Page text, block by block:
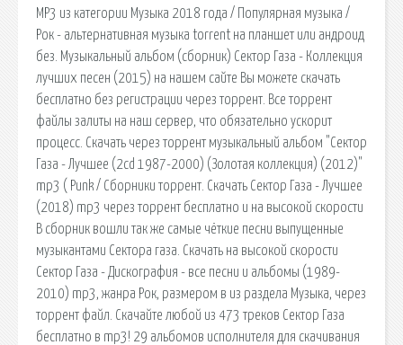
MP3 из категории Музыка 2018 года / Популярная музыка /
Рок - альтернативная музыка torrent на планшет или андроид
без. Музыкальный альбом (сборник) Сектор Газа - Коллекция
лучших песен (2015) на нашем сайте Вы можете скачать
бесплатно без регистрации через торрент. Все торрент
файлы залиты на наш сервер, что обязательно ускорит
процесс. Скачать через торрент музыкальный альбом "Сектор
Газа - Лучшее (2cd 1987-2000) (Золотая коллекция) (2012)"
mp3 ( Punk / Сборники торрент. Скачать Сектор Газа - Лучшее
(2018) mp3 через торрент бесплатно и на высокой скорости
В сборник вошли так же самые чёткие песни выпущенные
музыкантами Сектора газа. Скачать на высокой скорости
Сектор Газа - Дискография - все песни и альбомы (1989-
2010) mp3, жанра Рок, размером в из раздела Музыка, через
торрент файл. Скачайте любой из 473 треков Сектор Газа
бесплатно в mp3! 29 альбомов исполнителя для скачивания